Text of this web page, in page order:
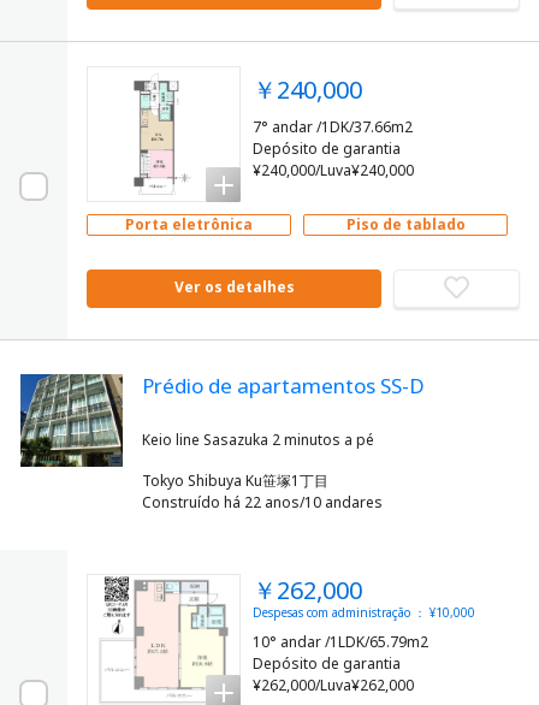
￥240,000
7° andar /1DK/37.66m2
Depósito de garantia
¥240,000/Luva¥240,000
Porta eletrônica Piso de tablado
Ver os detalhes
Prédio de apartamentos SS-D
Tokyo Shibuya Ku笹塚1丁目
Construído há 22 anos/10 andares
￥262,000
Despesas com administração ： ¥10,000
10° andar /1LDK/65.79m2
Depósito de garantia
¥262,000/Luva¥262,000